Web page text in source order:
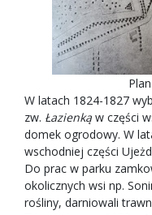
W latach 1824-1827
zw. Łazienką w części
domek ogrodowy. W
wschodniej części
Do prac w parku
okolicznych wsi np.
rośliny, darniowali